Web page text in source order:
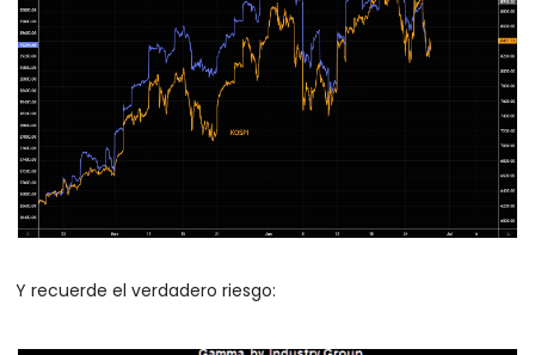
Y recuerde el verdadero riesgo: